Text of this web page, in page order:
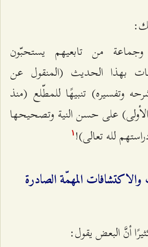
من تابعيهم يستحبّون
بهذا الحديث (المنقول عن
وتفسيره) تنبيهًا للمطّلع (منذ
الأولى) على حسن النية وتصحيحها
لله تعالى)! ۱
المهمّة الصادرة
أنَّ البعض يقول: